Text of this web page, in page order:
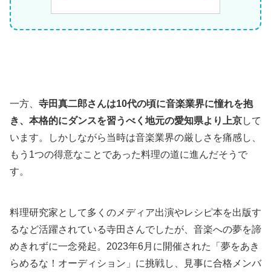
一方、 寺田真二郎さんは10代の頃に音楽業界に憧れを抱
き、本格的にダンスを習うべく地元の愛知県より上京して
います。しかしながら当時は音楽業界の厳しさを痛感し、
もう1つの得意なことであった料理の道に進んだそうで
す。
料理研究家として多くのメディア出演やレシピ本を出版す
るなど活躍されている寺田さんでしたが、音楽への夢を諦
めきれずに一念発起。2023年6月に開催された「夢をあき
らめるな！オーディション」に挑戦し、見事に合格メンバ